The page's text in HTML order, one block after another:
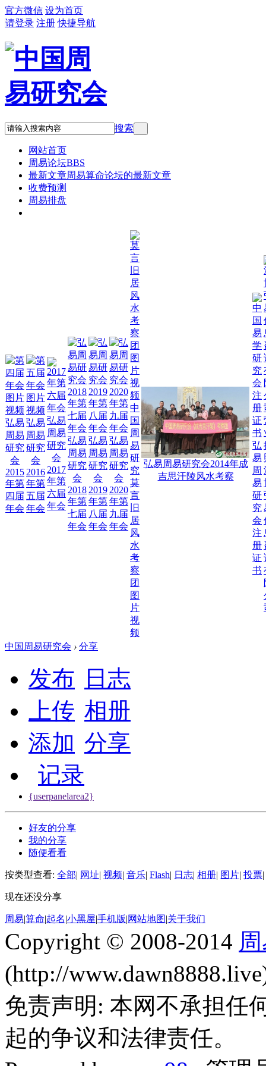
官方微信 设为首页
请登录 注册 快捷导航
搜索
网站首页
周易论坛BBS
最新文章周易算命论坛的最新文章
收费预测
周易排盘
弘易
周易
研究
会
2015
年第
四届
年会
弘易
周易
研究
会
2016
年第
五届
年会
弘易
周易
研究
会
2017
年第
六届
年会
弘易
周易
研究
会
2018
年第
七届
年会
弘易
周易
研究
会
2019
年第
八届
年会
弘易
周易
研究
会
2020
年第
九届
年会
中
国
周
易
研
究
莫
言
旧
居
风
水
考
察
团
图
片
视
频
弘易周易研究会2014年成
吉思汗陵风水考察
弘
易
周
易
研
究
会
注
册
证
书
中国周易研究会 › 分享
发布
日志
上传 相册
添加 分享
记录
{userpanelarea2}
好友的分享
我的分享
随便看看
按类型查看: 全部| 网址| 视频| 音乐| Flash| 日志| 相册| 图片| 投票|
现在还没分享
周易|算命|起名|小黑屋|手机版|网站地图|关于我们
Copyright © 2008-2014
(http://
免责声明: 本网不承担任
起的争议和法律责任。